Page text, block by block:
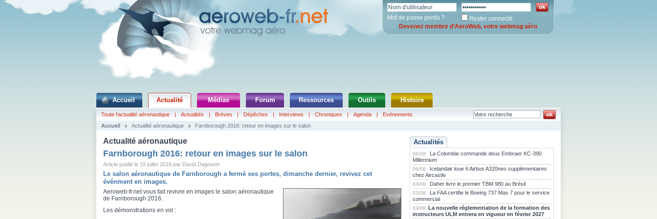
Mot de passe perdu ?
Rester connecté
Devenez membre d'AeroWeb, votre webmag aéro
Accueil Actualité Médias Forum Ressources Outils Histoire
Toute l'actualité aéronautique | Actualités | Brèves | Dépêches | Interviews | Chroniques | Agenda |
Evénements
Accueil
Actualité aéronautique Farnborough 2016: retour en images sur le salon
Actualité aéronautique
Farnborough 2016: retour en images sur le salon
Article publié le 19 juillet 2016 par David Dagouret
Le salon aéronautique de Farnborough a fermé ses portes, dimanche dernier, revivez cet
événment en images.
Aeroweb-fr.net vous fait revivre en images le salon aéronautique
de Farnborough 2016.
Les démonstrations en vol :
Actualités
06/08
La Colombie commande deux Embraer KC-390
Millennium
06/08
Icelandair loue 6 Airbus A320neo supplémentaires
chez Aircastle
03/08 Daher livre le premier TBM 980 au Brésil
03/08
La FAA certifie le Boeing 737 Max 7 pour le service
commercial
03/08 La nouvelle réglementation de la formation des
instructeurs ULM entrera en vigueur en février 2027